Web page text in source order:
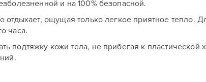
и на 100% безопасной.
ощущая только легкое приятное тепло.
часа.
подтяжку кожи тела, не прибегая к пластической